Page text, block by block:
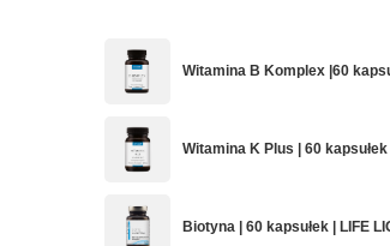
Witamina B Komplex |60
Witamina K Plus | 60
Biotyna | 60 kapsułek | LIFE